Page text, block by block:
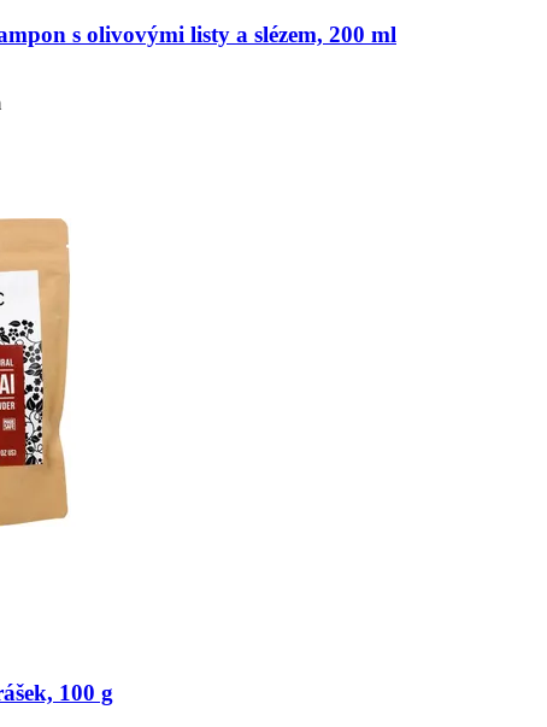
s olivovými listy a slézem, 200 ml
100 g